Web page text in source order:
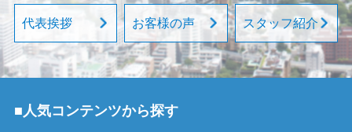
代表挨拶 お客様の声 スタッフ紹介
■人気コンテンツから探す